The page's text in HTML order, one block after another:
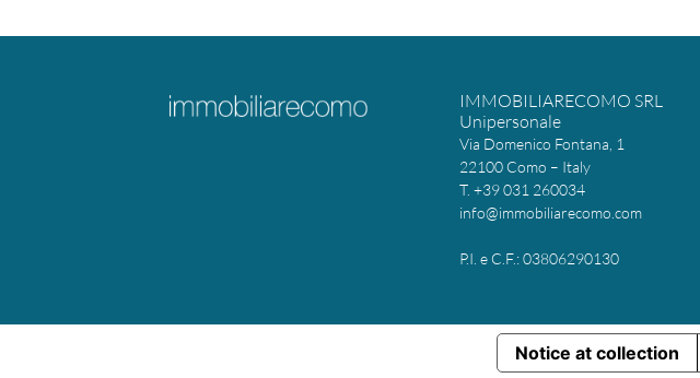
IMMOBILIARECOMO SRL
Unipersonale
Via Domenico Fontana, 1
22100 Como – Italy
T. +39 031 260034
info@immobiliarecomo.com
P.I. e C.F.: 03806290130
Notice at collection